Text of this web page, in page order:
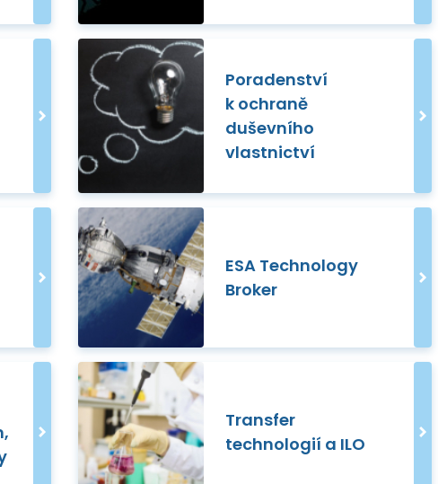
Poradenství
k ochraně
duševního
vlastnictví
ESA Technology
Broker
Transfer
technologií a ILO